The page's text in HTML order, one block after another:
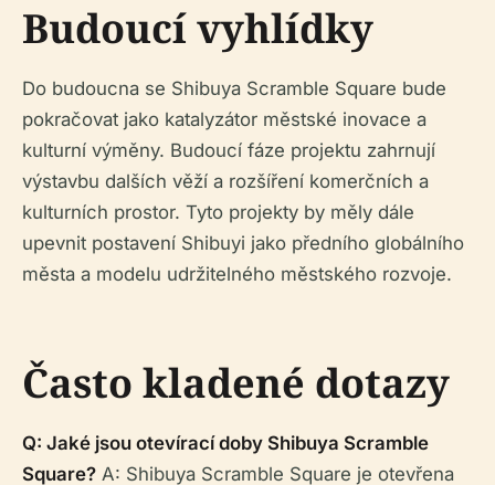
Budoucí vyhlídky
Do budoucna se Shibuya Scramble Square bude
pokračovat jako katalyzátor městské inovace a
kulturní výměny. Budoucí fáze projektu zahrnují
výstavbu dalších věží a rozšíření komerčních a
kulturních prostor. Tyto projekty by měly dále
upevnit postavení Shibuyi jako předního globálního
města a modelu udržitelného městského rozvoje.
Často kladené dotazy
Q: Jaké jsou otevírací doby Shibuya Scramble
Square? A: Shibuya Scramble Square je otevřena